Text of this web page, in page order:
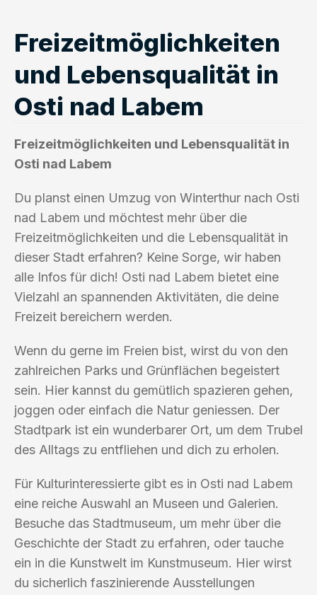
Freizeitmöglichkeiten
und Lebensqualität in
Osti nad Labem
Freizeitmöglichkeiten und Lebensqualität in
Osti nad Labem
Du planst einen Umzug von Winterthur nach Osti
nad Labem und möchtest mehr über die
Freizeitmöglichkeiten und die Lebensqualität in
dieser Stadt erfahren? Keine Sorge, wir haben
alle Infos für dich! Osti nad Labem bietet eine
Vielzahl an spannenden Aktivitäten, die deine
Freizeit bereichern werden.
Wenn du gerne im Freien bist, wirst du von den
zahlreichen Parks und Grünflächen begeistert
sein. Hier kannst du gemütlich spazieren gehen,
joggen oder einfach die Natur geniessen. Der
Stadtpark ist ein wunderbarer Ort, um dem Trubel
des Alltags zu entfliehen und dich zu erholen.
Für Kulturinteressierte gibt es in Osti nad Labem
eine reiche Auswahl an Museen und Galerien.
Besuche das Stadtmuseum, um mehr über die
Geschichte der Stadt zu erfahren, oder tauche
ein in die Kunstwelt im Kunstmuseum. Hier wirst
du sicherlich faszinierende Ausstellungen